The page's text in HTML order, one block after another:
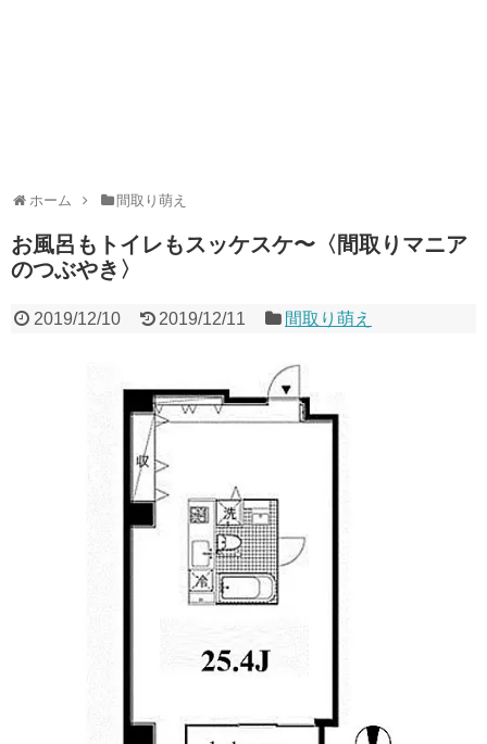
ホーム 間取り萌え
お風呂もトイレもスッケスケ〜〈間取りマニア
のつぶやき〉
2019/12/10 2019/12/11 間取り萌え